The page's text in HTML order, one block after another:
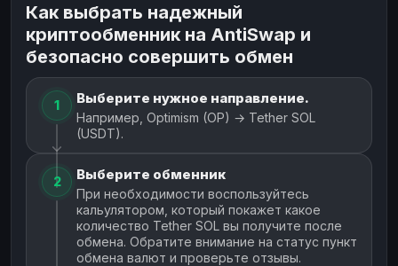
Как выбрать надежный
криптообменник на AntiSwap и
безопасно совершить обмен
1 Выберите нужное направление.
Например, Optimism (OP) → Tether SOL
(USDT).
2 Выберите обменник
При необходимости воспользуйтесь
кальулятором, который покажет какое
количество Tether SOL вы получите после
обмена. Обратите внимание на статус пункт
обмена валют и проверьте отзывы.